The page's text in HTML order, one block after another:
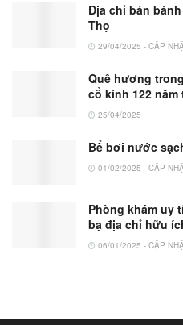
Địa chỉ bán
Thọ
29/04/2025 - CẬP
Quê hương
cổ kính 122 năm
25/04/2025
Bể bơi nước
01/02/2025 - CẬP
Phòng khám uy
bạ địa chỉ hữu
06/01/2025 - CẬP